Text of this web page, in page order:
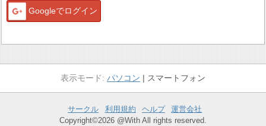
Googleでログイン
パソコン スマートフォン
サークル 利用規約 ヘルプ
運営会社
Copyright©2026 @With All rights reserved.